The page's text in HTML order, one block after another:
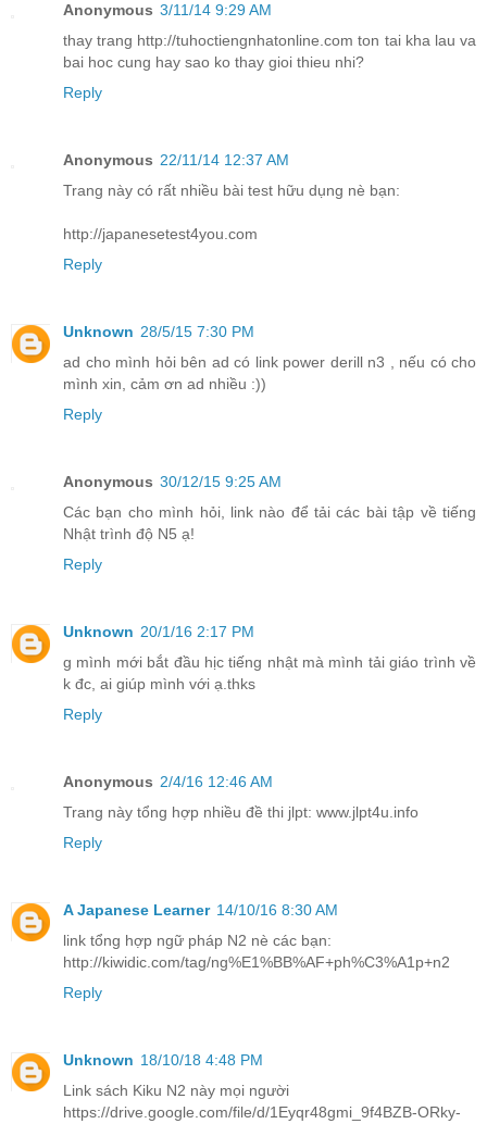
Anonymous 3/11/14 9:29 AM
thay trang http://tuhoctiengnhatonline.com ton tai kha lau va
bai hoc cung hay sao ko thay gioi thieu nhi?
Reply
Anonymous 22/11/14 12:37 AM
Trang này có rất nhiều bài test hữu dụng nè bạn:
http://japanesetest4you.com
Reply
Unknown 28/5/15 7:30 PM
ad cho mình hỏi bên ad có link power derill n3 , nếu có cho
mình xin, cảm ơn ad nhiều :))
Reply
Anonymous 30/12/15 9:25 AM
Các bạn cho mình hỏi, link nào để tải các bài tập về tiếng
Nhật trình độ N5 ạ!
Reply
Unknown 20/1/16 2:17 PM
g mình mới bắt đầu hịc tiếng nhật mà mình tải giáo trình về
k đc, ai giúp mình với ạ.thks
Reply
Anonymous 2/4/16 12:46 AM
Trang này tổng hợp nhiều đề thi jlpt: www.jlpt4u.info
Reply
A Japanese Learner 14/10/16 8:30 AM
link tổng hợp ngữ pháp N2 nè các bạn:
http://kiwidic.com/tag/ng%E1%BB%AF+ph%C3%A1p+n2
Reply
Unknown 18/10/18 4:48 PM
Link sách Kiku N2 này mọi người
https://drive.google.com/file/d/1Eyqr48gmi_9f4BZB-ORky-